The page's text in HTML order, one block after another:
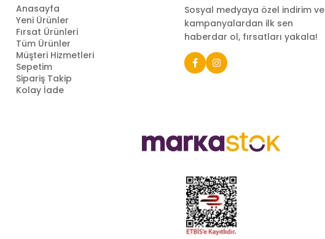
Anasayfa
Yeni Ürünler
Fırsat Ürünleri
Tüm Ürünler
Müşteri Hizmetleri
Sepetim
Sipariş Takip
Kolay İade
Sosyal medyaya özel indirim ve
kampanyalardan ilk sen
haberdar ol, fırsatları yakala!